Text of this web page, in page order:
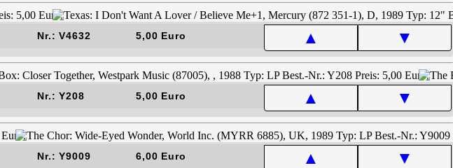
Nr.: V4632 5,00 Euro ▲ ▼
Nr.: Y208 5,00 Euro ▲ ▼
Nr.: Y9009 6,00 Euro ▲ ▼